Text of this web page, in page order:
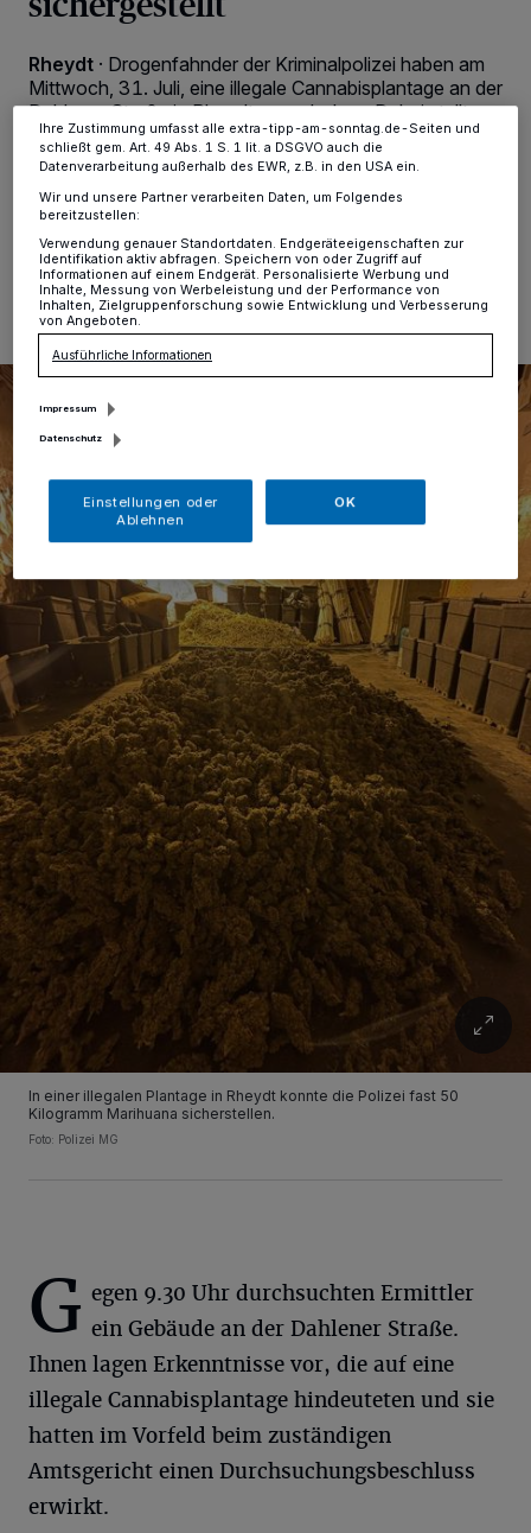
Rheydt · Drogenfahnder der Kriminalpolizei haben am
Mittwoch, 31. Juli, eine illegale Cannabisplantage an der
Dahlener Straße in Rheydt ausgehoben. Dabei stellten
sie fast 50 Kilogramm Marihuana sicher und nahmen
drei Personen im Alter von 49, 50 und 53 Jahren fest.
01.08.2024 , 16:15 Uhr Eine Minute Lesezeit
In einer illegalen Plantage in Rheydt konnte die Polizei fast 50
Kilogramm Marihuana sicherstellen.
Foto: Polizei MG
G egen 9.30 Uhr durchsuchten Ermittler
ein Gebäude an der Dahlener Straße.
Ihnen lagen Erkenntnisse vor, die auf eine
illegale Cannabisplantage hindeuteten und sie
hatten im Vorfeld beim zuständigen
Amtsgericht einen Durchsuchungsbeschluss
erwirkt.
Anzeigen möglicherweise nicht mehr so relevant für Sie. Sie können
dieses Menü jederzeit wieder aufrufen, um Ihre Einstellungen zu
Einstellungen oder Ablehnen am unteren Rand der Webseite klicken.
Ihre Einstellungen gelten innerhalb unseres Website. Weitere
Informationen finden Sie in unserer Datenschutzerklärung.
Ihre Zustimmung umfasst alle extra-tipp-am-sonntag.de-Seiten und
schließt gem. Art. 49 Abs. 1 S. 1 lit. a DSGVO auch die
Datenverarbeitung außerhalb des EWR, z.B. in den USA ein.
Wir und unsere Partner verarbeiten Daten, um Folgendes
bereitzustellen:
Verwendung genauer Standortdaten. Endgeräteeigenschaften zur
Identifikation aktiv abfragen. Speichern von oder Zugriff auf
Informationen auf einem Endgerät. Personalisierte Werbung und
Inhalte, Messung von Werbeleistung und der Performance von
Inhalten, Zielgruppenforschung sowie Entwicklung und Verbesserung
von Angeboten.
Ausführliche Informationen
Impressum
Datenschutz
Einstellungen oder
Ablehnen
OK